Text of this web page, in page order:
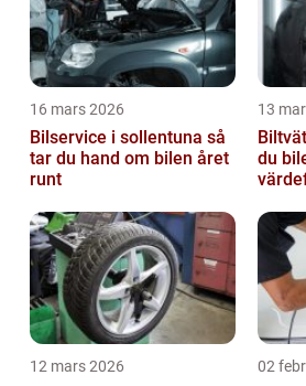
16 mars 2026
Bilservice i sollentuna så
tar du hand om bilen året
runt
13
du
12 mars 2026 02